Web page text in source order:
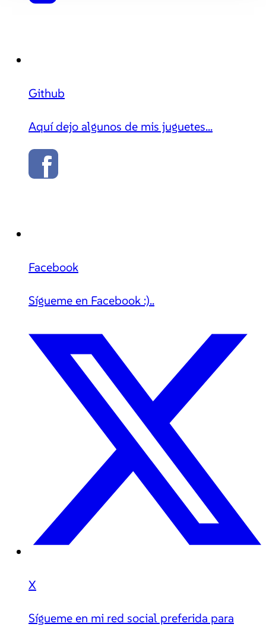
Github
Aquí dejo algunos de mis juguetes...
Facebook
Sígueme en Facebook :)..
X
Sígueme en mi red social preferida para